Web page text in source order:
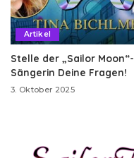
Artikel
Stelle der „Sailor Moon“-
Sängerin Deine Fragen!
3. Oktober 2025